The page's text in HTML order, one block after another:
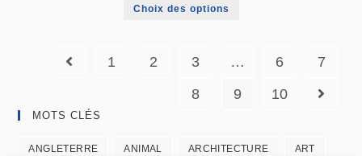
Choix des options
1 2 3 … 6
7
8
9 10
MOTS CLÉS
ANGLETERRE ANIMAL ARCHITECTURE ART